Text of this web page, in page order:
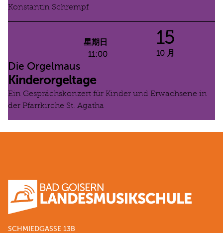
Konstantin Schrempf
星期日
11:00
15
10 月
Die Orgelmaus
Kinderorgeltage
Ein Gesprächskonzert für Kinder und Erwachsene in
der Pfarrkirche St. Agatha
SCHMIEDGASSE 13B